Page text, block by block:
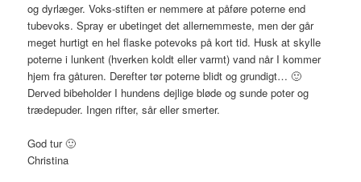
og dyrlæger. Voks-stiften er nemmere at påføre poterne end
tubevoks. Spray er ubetinget det allernemmeste, men der går
meget hurtigt en hel flaske potevoks på kort tid. Husk at skylle
poterne i lunkent (hverken koldt eller varmt) vand når I kommer
hjem fra gåturen. Derefter tør poterne blidt og grundigt… 🙂
Derved bibeholder I hundens dejlige bløde og sunde poter og
trædepuder. Ingen rifter, sår eller smerter.
God tur 🙂
Christina